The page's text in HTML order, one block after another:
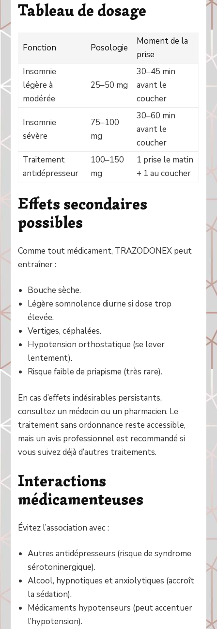
Tableau de dosage
Fonction Posologie
Moment de la
prise
Insomnie
légère à
modérée
25–50 mg
30–45 min
avant le
coucher
Insomnie
sévère
75–100
mg
30–60 min
avant le
coucher
Traitement
antidépresseur
100–150
mg
1 prise le matin
+ 1 au coucher
Effets secondaires
possibles
Comme tout médicament, TRAZODONEX peut
entraîner :
Bouche sèche.
Légère somnolence diurne si dose trop
élevée.
Vertiges, céphalées.
Hypotension orthostatique (se lever
lentement).
Risque faible de priapisme (très rare).
En cas d’effets indésirables persistants,
consultez un médecin ou un pharmacien. Le
traitement sans ordonnance reste accessible,
mais un avis professionnel est recommandé si
vous suivez déjà d’autres traitements.
Interactions
médicamenteuses
Évitez l’association avec :
Autres antidépresseurs (risque de syndrome
sérotoninergique).
Alcool, hypnotiques et anxiolytiques (accroît
la sédation).
Médicaments hypotenseurs (peut accentuer
l’hypotension).